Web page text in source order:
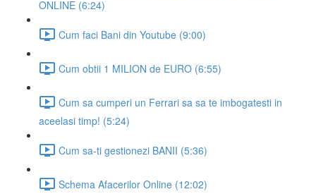
ONLINE (6:24)
Cum faci Bani din Youtube (9:00)
Cum obtii 1 MILION de EURO (6:55)
Cum sa cumperi un Ferrari sa sa te imbogatesti in
aceelasi timp! (5:24)
Cum sa-ti gestionezi BANII (5:36)
Schema Afacerilor Online (12:02)